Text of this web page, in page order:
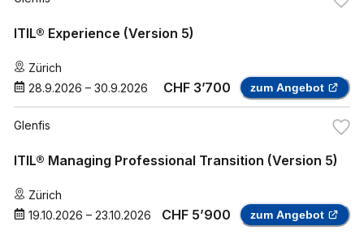
ITIL® Experience (Version 5)
Zürich
28.9.2026 – 30.9.2026 CHF 3’700 zum Angebot
Glenfis
ITIL® Managing Professional Transition (Version 5)
Zürich
19.10.2026 – 23.10.2026 CHF 5’900 zum Angebot